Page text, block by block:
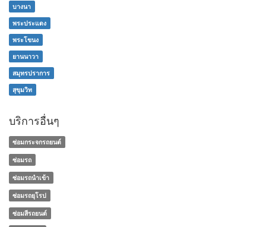
บางนา
พระประแดง
พระโขนง
ยานนาวา
สมุทรปราการ
สุขุมวิท
บริการอื่นๆ
ซ่อมกระจกรถยนต์
ซ่อมรถ
ซ่อมรถนำเข้า
ซ่อมรถยุโรป
ซ่อมสีรถยนต์